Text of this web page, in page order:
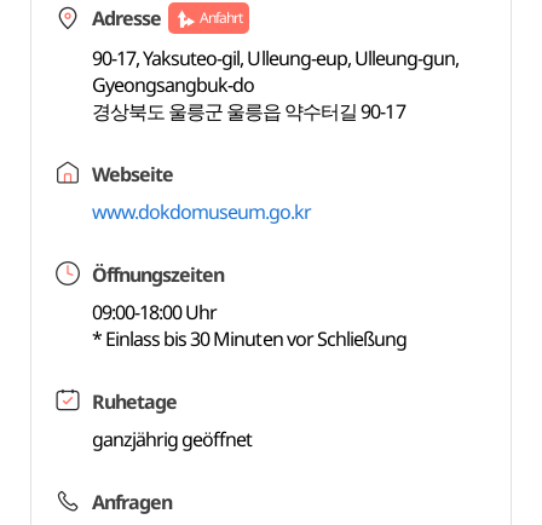
Adresse Anfahrt
90-17, Yaksuteo-gil, Ulleung-eup, Ulleung-gun,
Gyeongsangbuk-do
경상북도 울릉군 울릉읍 약수터길 90-17
Webseite
www.dokdomuseum.go.kr
Öffnungszeiten
09:00-18:00 Uhr
* Einlass bis 30 Minuten vor Schließung
Ruhetage
ganzjährig geöffnet
Anfragen